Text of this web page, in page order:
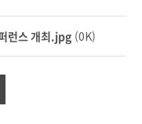
런스 개최.jpg (0K)